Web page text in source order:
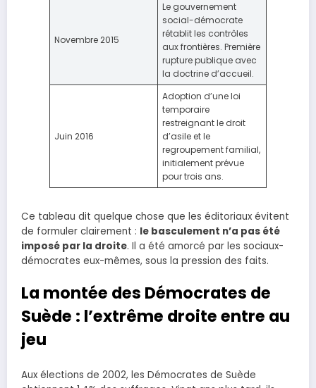
Novembre 2015
Le gouvernement
social-démocrate
rétablit les contrôles
aux frontières. Première
rupture publique avec
la doctrine d’accueil.
Juin 2016
Adoption d’une loi
temporaire
restreignant le droit
d’asile et le
regroupement familial,
initialement prévue
pour trois ans.
Ce tableau dit quelque chose que les éditoriaux évitent
de formuler clairement : le basculement n’a pas été
imposé par la droite. Il a été amorcé par les sociaux-
démocrates eux-mêmes, sous la pression des faits.
La montée des Démocrates de
Suède : l’extrême droite entre au
jeu
Aux élections de 2002, les Démocrates de Suède